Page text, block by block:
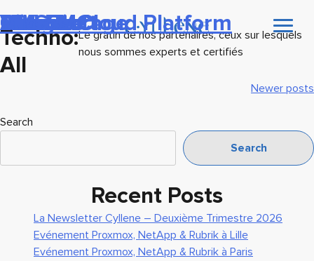
Techno:
All
Le gratin de nos partenaires, ceux sur lesquels
nous sommes experts et certifiés
Dell EMC
Nutanix
Veeam
PureStorage
Google Cloud Platform
VMware
Cisco
AWS
Microsoft
navigation
Newer posts
Search
Search
Recent Posts
La Newsletter Cyllene – Deuxième Trimestre 2026
Evénement Proxmox, NetApp & Rubrik à Lille
Evénement Proxmox, NetApp & Rubrik à Paris